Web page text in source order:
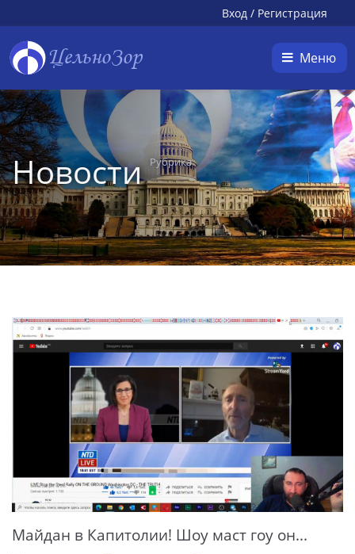
Вход / Регистрация
ЦельноЗор Меню
НовостиРубрика
Майдан в Капитолии! Шоу маст гоу он...